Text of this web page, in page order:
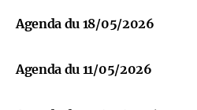
Agenda du 18/05/2026
Agenda du 11/05/2026